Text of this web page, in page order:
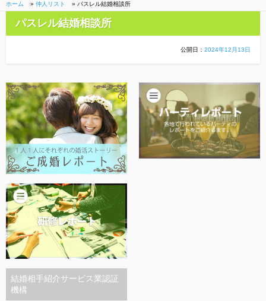
る質問
開業支援
お金のこと
会社概要
一般のよくある質問
相談室からのよくある質問
ホーム » 仲人リスト » パスレル結婚相談所
結婚相手紹介サービス業認証
機構
パスレル結婚相談所
公開日： 2024年12月13日